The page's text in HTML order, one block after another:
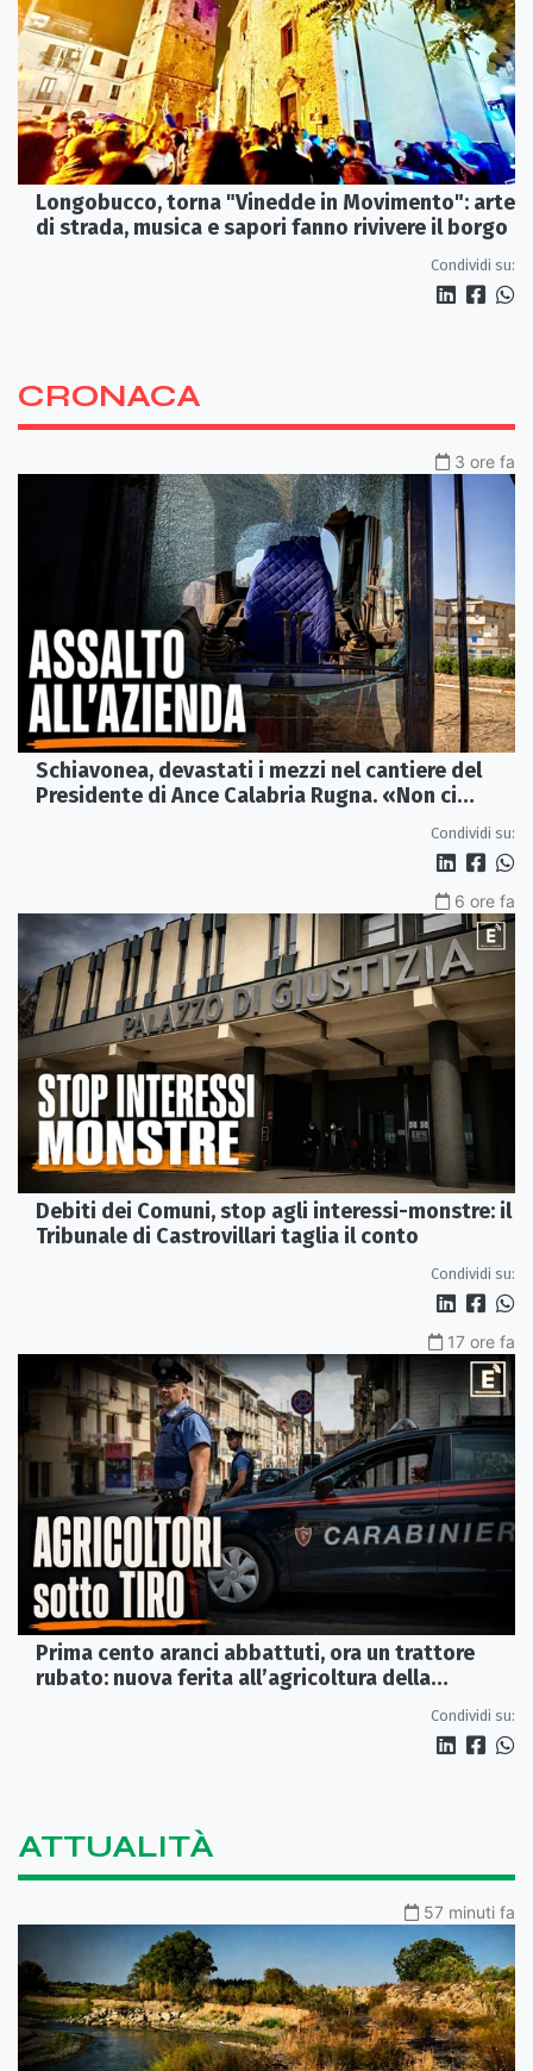
Longobucco, torna "Vinedde in Movimento": arte
di strada, musica e sapori fanno rivivere il borgo
Condividi su:
CRONACA
3 ore fa
Schiavonea, devastati i mezzi nel cantiere del
Presidente di Ance Calabria Rugna. «Non ci
Condividi su:
6 ore fa
Debiti dei Comuni, stop agli interessi-monstre: il
Tribunale di Castrovillari taglia il conto
Condividi su:
17 ore fa
Prima cento aranci abbattuti, ora un trattore
rubato: nuova ferita all’agricoltura della
Condividi su:
ATTUALITÀ
57 minuti fa